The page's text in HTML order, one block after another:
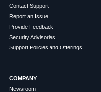
Contact Support
Report an Issue
Provide Feedback
Security Advisories
Support Policies and Offerings
COMPANY
Newsroom